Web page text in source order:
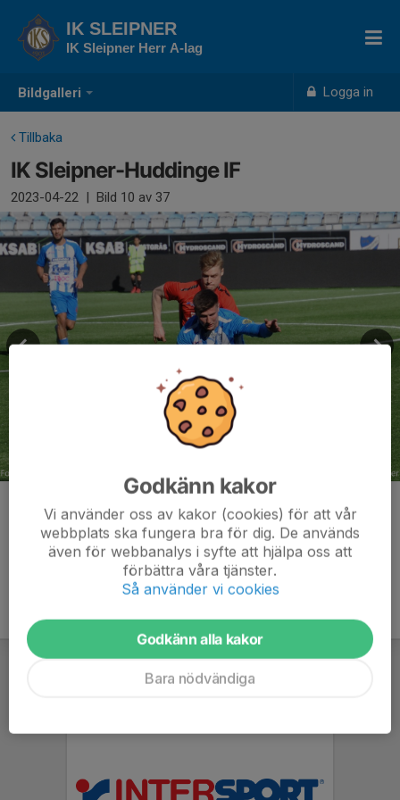
Bildgalleri Logga in
IK SLEIPNER
IK Sleipner Herr A-lag
Tillbaka
IK Sleipner-Huddinge IF
2023-04-22 | Bild 10 av 37
Kommentarer
Godkänn kakor
Vi använder oss av kakor (cookies) för att vår
webbplats ska fungera bra för dig. De används
även för webbanalys i syfte att hjälpa oss att
förbättra våra tjänster.
Så använder vi cookies
Godkänn alla kakor
Bara nödvändiga